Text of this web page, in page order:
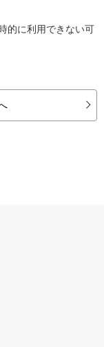
的に利用できない可